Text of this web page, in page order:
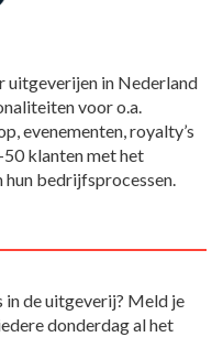
uitgeverijen in Nederland
voor o.a.
evenementen, royalty’s
klanten met het
bedrijfsprocessen.
in de uitgeverij? Meld je
donderdag al het